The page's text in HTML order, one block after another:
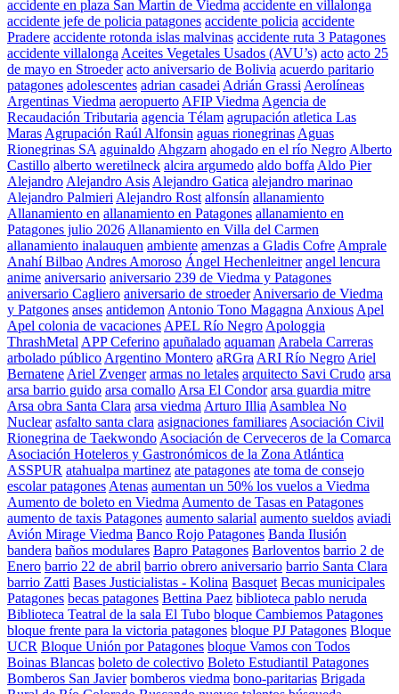
accidente en plaza San Martin de Viedma accidente en villalonga
accidente jefe de policia patagones accidente policia accidente
Pradere accidente rotonda islas malvinas accidente ruta 3 Patagones
accidente villalonga Aceites Vegetales Usados (AVU’s) acto acto 25
de mayo en Stroeder acto aniversario de Bolivia acuerdo paritario
patagones adolescentes adrian casadei Adrián Grassi Aerolíneas
Argentinas Viedma aeropuerto AFIP Viedma Agencia de
Recaudación Tributaria agencia Télam agrupación atletica Las
Maras Agrupación Raúl Alfonsin aguas rionegrinas Aguas
Rionegrinas SA aguinaldo Ahgzarn ahogado en el río Negro Alberto
Castillo alberto weretilneck alcira argumedo aldo boffa Aldo Pier
Alejandro Alejandro Asis Alejandro Gatica alejandro marinao
Alejandro Palmieri Alejandro Rost alfonsín allanamiento
Allanamiento en allanamiento en Patagones allanamiento en
Patagones julio 2026 Allanamiento en Villa del Carmen
allanamiento inalauquen ambiente amenzas a Gladis Cofre Amprale
Anahí Bilbao Andres Amoroso Ángel Hechenleitner angel lencura
anime aniversario aniversario 239 de Viedma y Patagones
aniversario Cagliero aniversario de stroeder Aniversario de Viedma
y Patgones anses antidemon Antonio Tono Magagna Anxious Apel
Apel colonia de vacaciones APEL Río Negro Apologgia
ThrashMetal APP Ceferino apuñalado aquaman Arabela Carreras
arbolado público Argentino Montero aRGra ARI Río Negro Ariel
Bernatene Ariel Zvenger armas no letales arquitecto Savi Crudo arsa
arsa barrio guido arsa comallo Arsa El Condor arsa guardia mitre
Arsa obra Santa Clara arsa viedma Arturo Illia Asamblea No
Nuclear asfalto santa clara asignaciones familiares Asociación Civil
Rionegrina de Taekwondo Asociación de Cerveceros de la Comarca
Asociación Hoteleros y Gastronómicos de la Zona Atlántica
ASSPUR atahualpa martinez ate patagones ate toma de consejo
escolar patagones Atenas aumentan un 50% los vuelos a Viedma
Aumento de boleto en Viedma Aumento de Tasas en Patagones
aumento de taxis Patagones aumento salarial aumento sueldos aviadi
Avión Mirage Viedma Banco Rojo Patagones Banda Ilusión
bandera baños modulares Bapro Patagones Barloventos barrio 2 de
Enero barrio 22 de abril barrio obrero aniversario barrio Santa Clara
barrio Zatti Bases Justicialistas - Kolina Basquet Becas municipales
Patagones becas patagones Bettina Paez biblioteca pablo neruda
Biblioteca Teatral de la sala El Tubo bloque Cambiemos Patagones
bloque frente para la victoria patagones bloque PJ Patagones Bloque
UCR Bloque Unión por Patagones bloque Vamos con Todos
Boinas Blancas boleto de colectivo Boleto Estudiantil Patagones
Bomberos San Javier bomberos viedma bono-paritarias Brigada